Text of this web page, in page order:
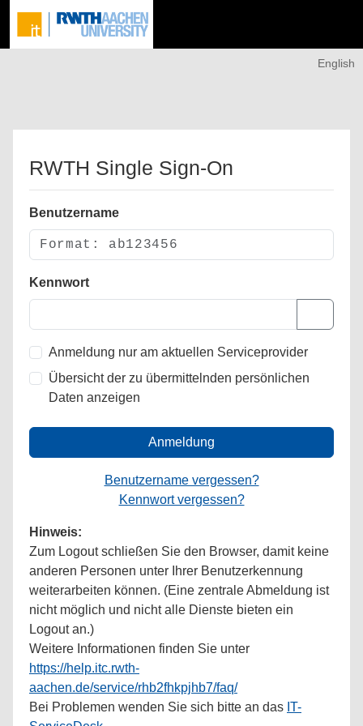
English
RWTH Single Sign-On
Benutzername
Kennwort
Anmeldung nur am aktuellen Serviceprovider
Übersicht der zu übermittelnden persönlichen
Daten anzeigen
Anmeldung
Benutzername vergessen?
Kennwort vergessen?
Hinweis:
Zum Logout schließen Sie den Browser, damit keine
anderen Personen unter Ihrer Benutzerkennung
weiterarbeiten können. (Eine zentrale Abmeldung ist
nicht möglich und nicht alle Dienste bieten ein
Logout an.)
Weitere Informationen finden Sie unter
https://help.itc.rwth-
aachen.de/service/rhb2fhkpjhb7/faq/
Bei Problemen wenden Sie sich bitte an das IT-